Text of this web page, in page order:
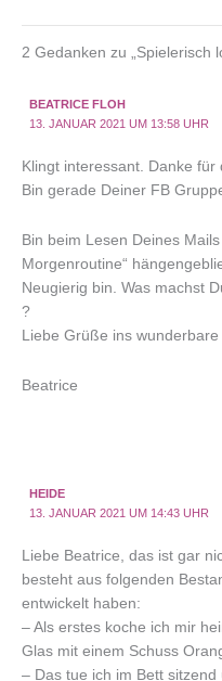
2 Gedanken zu „Spielerisch
BEATRICE FLOH
13. JANUAR 2021 UM 13:58 UHR
Klingt interessant. Danke für
Bin gerade Deiner FB
Bin beim Lesen Deines
Morgenroutine“
Neugierig bin. Was machst
?
Liebe Grüße ins
Beatrice
HEIDE
13. JANUAR 2021 UM 14:43 UHR
Liebe Beatrice, das ist gar
besteht aus folgenden
entwickelt haben:
– Als erstes koche ich mir
Glas mit einem Schuss
– Das tue ich im Bett